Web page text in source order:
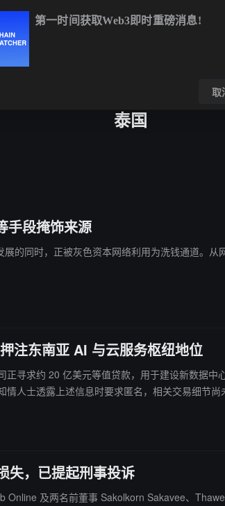
泰国
手段掩饰来源
的同时，正被灰色资本网络利用为洗钱通道。
注东南亚 AI 与云服务枢纽地位
寻求约 20 亿美元等值贷款，用于建设新数据
人士透露上述信息时要求匿名，相关交易细节尚
失，已提起刑事投诉
及两名前董事 Sakolkorn Sakavee、
第一时间获取Web3即时重磅消息!
取